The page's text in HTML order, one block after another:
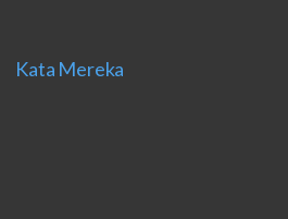
Kata Mereka